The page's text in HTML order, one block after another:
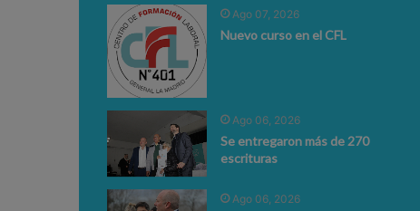
Ago 07, 2026
Nuevo curso en el CFL
Ago 06, 2026
Se entregaron más de 270
escrituras
Ago 06, 2026